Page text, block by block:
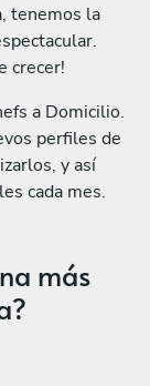
tenemos la
crecer!
a Domicilio.
perfiles de
y así
cada mes.
más